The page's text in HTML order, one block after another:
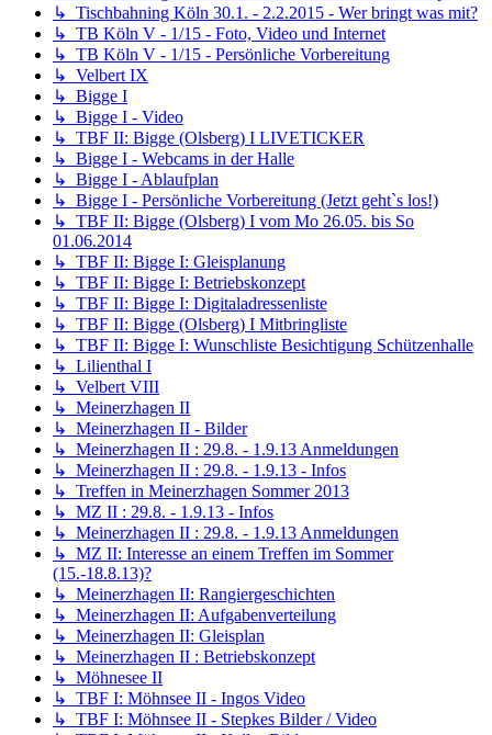
↳ Tischbahning Köln 30.1. - 2.2.2015 - Wer bringt was mit?
↳ TB Köln V - 1/15 - Foto, Video und Internet
↳ TB Köln V - 1/15 - Persönliche Vorbereitung
↳ Velbert IX
↳ Bigge I
↳ Bigge I - Video
↳ TBF II: Bigge (Olsberg) I LIVETICKER
↳ Bigge I - Webcams in der Halle
↳ Bigge I - Ablaufplan
↳ Bigge I - Persönliche Vorbereitung (Jetzt geht`s los!)
↳ TBF II: Bigge (Olsberg) I vom Mo 26.05. bis So
01.06.2014
↳ TBF II: Bigge I: Gleisplanung
↳ TBF II: Bigge I: Betriebskonzept
↳ TBF II: Bigge I: Digitaladressenliste
↳ TBF II: Bigge (Olsberg) I Mitbringliste
↳ TBF II: Bigge I: Wunschliste Besichtigung Schützenhalle
↳ Lilienthal I
↳ Velbert VIII
↳ Meinerzhagen II
↳ Meinerzhagen II - Bilder
↳ Meinerzhagen II : 29.8. - 1.9.13 Anmeldungen
↳ Meinerzhagen II : 29.8. - 1.9.13 - Infos
↳ Treffen in Meinerzhagen Sommer 2013
↳ MZ II : 29.8. - 1.9.13 - Infos
↳ Meinerzhagen II : 29.8. - 1.9.13 Anmeldungen
↳ MZ II: Interesse an einem Treffen im Sommer
(15.-18.8.13)?
↳ Meinerzhagen II: Rangiergeschichten
↳ Meinerzhagen II: Aufgabenverteilung
↳ Meinerzhagen II: Gleisplan
↳ Meinerzhagen II : Betriebskonzept
↳ Möhnesee II
↳ TBF I: Möhnsee II - Ingos Video
↳ TBF I: Möhnsee II - Stepkes Bilder / Video